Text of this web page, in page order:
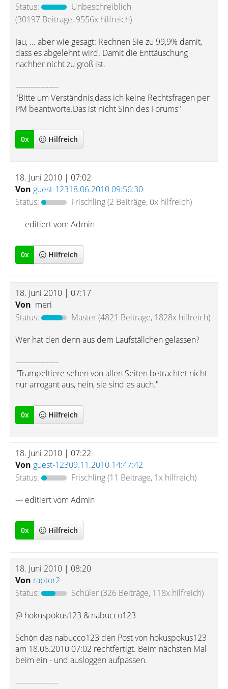
Status:
Unbeschreiblich
(30197 Beiträge, 9556x hilfreich)
Jau, ... aber wie gesagt: Rechnen Sie zu 99,9% damit,
dass es abgelehnt wird. Damit die Enttäuschung
nachher nicht zu groß ist.
-----------------
"Bitte um Verständnis,dass ich keine Rechtsfragen per
PM beantworte.Das ist nicht Sinn des Forums"
0x Hilfreich
18. Juni 2010 | 07:02
Von guest-12318.06.2010 09:56:30
Status:
Frischling(2 Beiträge, 0x hilfreich)
--- editiert vom Admin
0x Hilfreich
18. Juni 2010 | 07:17
Von meri
Status:
Master(4821 Beiträge, 1828x hilfreich)
Wer hat den denn aus dem Laufställchen gelassen?
-----------------
"Trampeltiere sehen von allen Seiten betrachtet nicht
nur arrogant aus, nein, sie sind es auch."
0x Hilfreich
18. Juni 2010 | 07:22
Von guest-12309.11.2010 14:47:42
Status:
Frischling(11 Beiträge, 1x hilfreich)
--- editiert vom Admin
0x Hilfreich
18. Juni 2010 | 08:20
Von raptor2
Status:
Schüler(326 Beiträge, 118x hilfreich)
@ hokuspokus123 & nabucco123
Schön das nabucco123 den Post von hokuspokus123
am 18.06.2010 07:02 rechtfertigt. Beim nächsten Mal
beim ein - und ausloggen aufpassen.
-----------------